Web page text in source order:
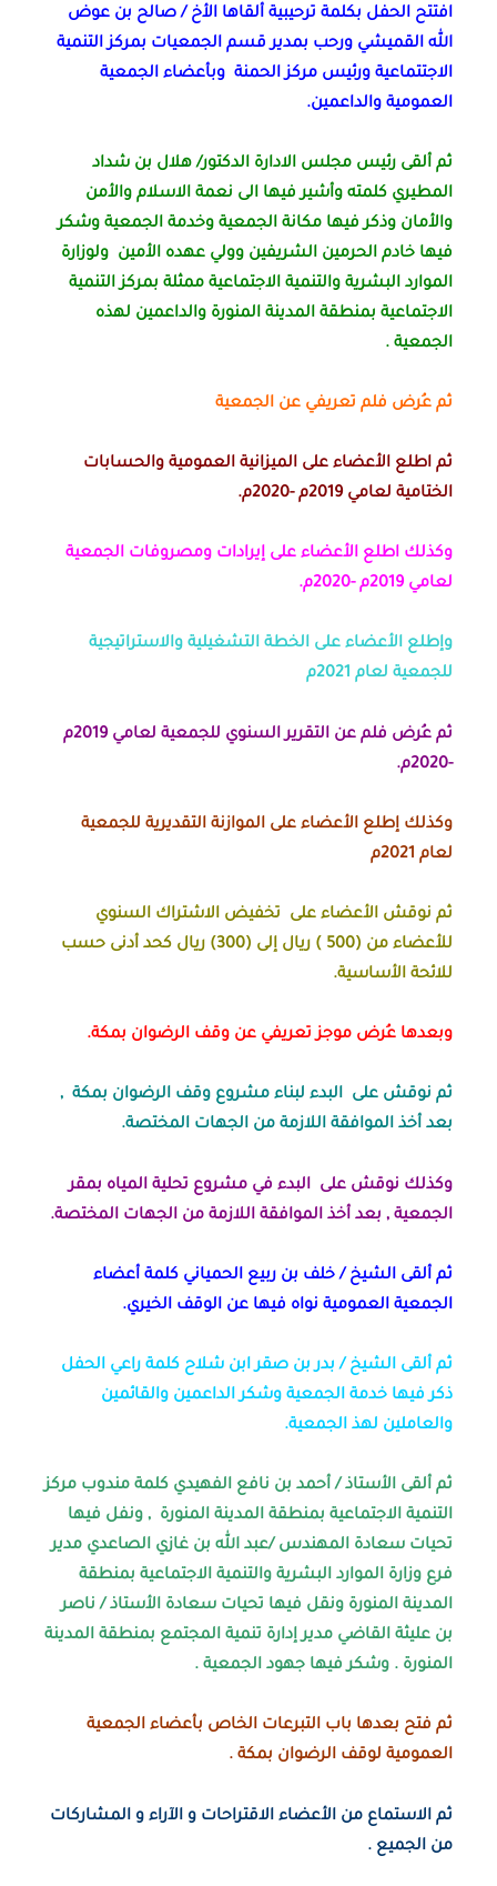
افتتح الحفل بكلمة ترحيبية ألقاها الأخ / صالح بن عوض
الله القميشي ورحب بمدير قسم الجمعيات بمركز التنمية
الاجتتماعية ورئيس مركز الحمنة وبأعضاء الجمعية
العمومية والداعمين.
ثم ألقى رئيس مجلس الادارة الدكتور/ هلال بن شداد
المطيري كلمته وأشير فيها الى نعمة الاسلام والأمن
والأمان وذكر فيها مكانة الجمعية وخدمة الجمعية وشكر
فيها خادم الحرمين الشريفين وولي عهده الأمين ولوزارة
الموارد البشرية والتنمية الاجتماعية ممثلة بمركز التنمية
الاجتماعية بمنطقة المدينة المنورة والداعمين لهذه
الجمعية .
ثم عُرض فلم تعريفي عن الجمعية
ثم اطلع الأعضاء على الميزانية العمومية والحسابات
الختامية لعامي 2019م -2020م.
وكذلك اطلع الأعضاء على إيرادات ومصروفات الجمعية
لعامي 2019م -2020م.
وإطلع الأعضاء على الخطة التشغيلية والاستراتيجية
للجمعية لعام 2021م
ثم عُرض فلم عن التقرير السنوي للجمعية لعامي 2019م
-2020م.
وكذلك إطلع الأعضاء على الموازنة التقديرية للجمعية
لعام 2021م
ثم نوقش الأعضاء على تخفيض الاشتراك السنوي
للأعضاء من (500 ) ريال إلى (300) ريال كحد أدنى حسب
للائحة الأساسية.
وبعدها عُرض موجز تعريفي عن وقف الرضوان بمكة.
ثم نوقش على البدء لبناء مشروع وقف الرضوان بمكة ,
بعد أخذ الموافقة اللازمة من الجهات المختصة.
وكذلك نوقش على البدء في مشروع تحلية المياه بمقر
الجمعية , بعد أخذ الموافقة اللازمة من الجهات المختصة.
ثم ألقى الشيخ / خلف بن ربيع الحمياني كلمة أعضاء
الجمعية العمومية نواه فيها عن الوقف الخيري.
ثم ألقى الشيخ / بدر بن صقر ابن شلاح كلمة راعي الحفل
ذكر فيها خدمة الجمعية وشكر الداعمين والقائمين
والعاملين لهذ الجمعية.
ثم ألقى الأستاذ / أحمد بن نافع الفهيدي كلمة مندوب مركز
التنمية الاجتماعية بمنطقة المدينة المنورة , ونفل فيها
تحيات سعادة المهندس /عبد الله بن غازي الصاعدي مدير
فرع وزارة الموارد البشرية والتنمية الاجتماعية بمنطقة
المدينة المنورة ونقل فيها تحيات سعادة الأستاذ / ناصر
بن عليثة القاضي مدير إدارة تنمية المجتمع بمنطقة المدينة
المنورة . وشكر فيها جهود الجمعية .
ثم فتح بعدها باب التبرعات الخاص بأعضاء الجمعية
العمومية لوقف الرضوان بمكة .
ثم الاستماع من الأعضاء الاقتراحات و الآراء و المشاركات
من الجميع .